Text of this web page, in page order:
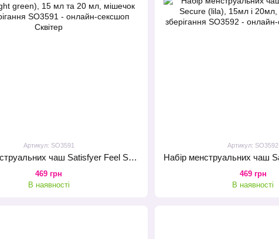
Артикул: SO3591
Набір менструальних чаш Satisfyer Feel Secure (light green), 15 мл та 20 мл, мішечок для зберігання
469 грн
В наявності
Артикул: SO3592
469 грн
В наявності